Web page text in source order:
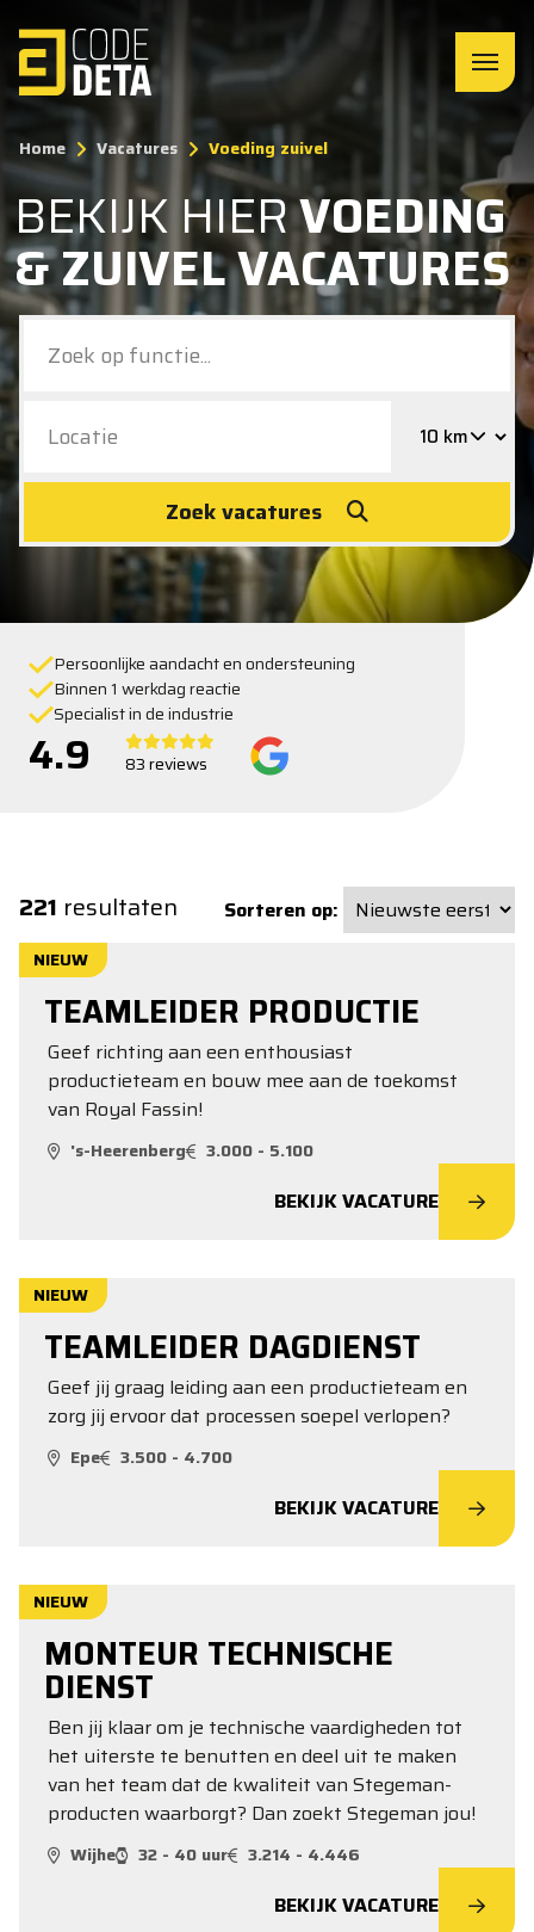
Home Vacatures Voeding zuivel
BEKIJK HIERVOEDING
& ZUIVEL VACATURES
Zoek vacatures
Persoonlijke aandacht en ondersteuning
Binnen 1 werkdag reactie
Specialist in de industrie
4.9 83 reviews
221 resultaten Sorteren op:
NIEUW
TEAMLEIDER PRODUCTIE
Geef richting aan een enthousiast
productieteam en bouw mee aan de toekomst
van Royal Fassin!
's-Heerenberg 3.000 - 5.100
BEKIJK VACATURE
NIEUW
TEAMLEIDER DAGDIENST
Geef jij graag leiding aan een productieteam en
zorg jij ervoor dat processen soepel verlopen?
Epe 3.500 - 4.700
BEKIJK VACATURE
NIEUW
MONTEUR TECHNISCHE
DIENST
Ben jij klaar om je technische vaardigheden tot
het uiterste te benutten en deel uit te maken
van het team dat de kwaliteit van Stegeman-
producten waarborgt? Dan zoekt Stegeman jou!
Wijhe 32 - 40 uur 3.214 - 4.446
BEKIJK VACATURE